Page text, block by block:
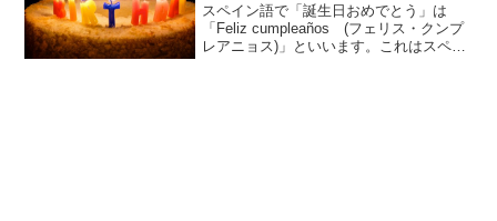
スペイン語で「誕生日おめでとう」は
「Feliz cumpleaños (フェリス・クンプ
レアニョス)」といいます。これはスペイ